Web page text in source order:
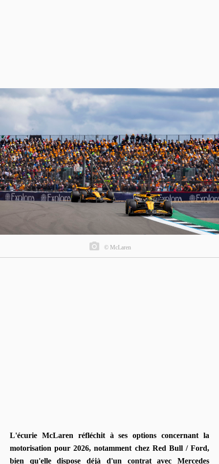
© McLaren
L'écurie McLaren réfléchit à ses options concernant la
motorisation pour 2026, notamment chez Red Bull / Ford,
bien qu'elle dispose déjà d'un contrat avec Mercedes